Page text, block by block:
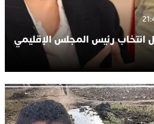
انتخاب رئيس المجلس الإقليمي